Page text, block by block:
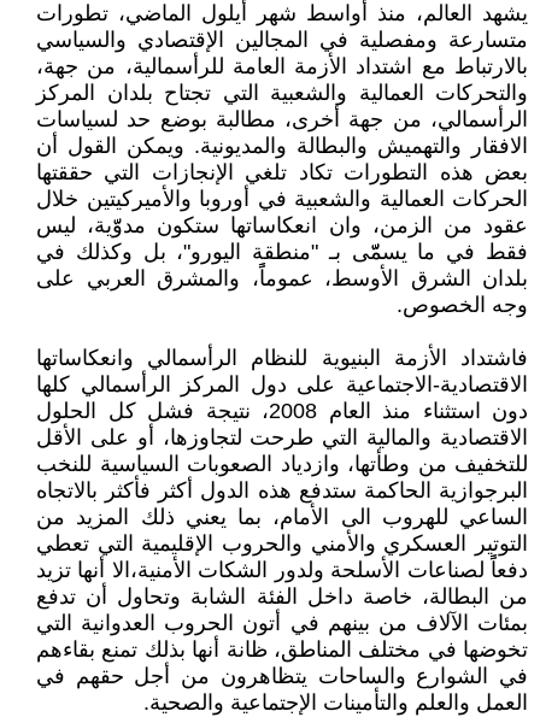
يشهد العالم، منذ أواسط شهر أيلول الماضي، تطورات
متسارعة ومفصلية في المجالين الإقتصادي والسياسي
بالارتباط مع اشتداد الأزمة العامة للرأسمالية، من جهة،
والتحركات العمالية والشعبية التي تجتاح بلدان المركز
الرأسمالي، من جهة أخرى، مطالبة بوضع حد لسياسات
الافقار والتهميش والبطالة والمديونية. ويمكن القول أن
بعض هذه التطورات تكاد تلغي الإنجازات التي حققتها
الحركات العمالية والشعبية في أوروبا والأميركيتين خلال
عقود من الزمن، وان انعكاساتها ستكون مدوّّية، ليس
فقط في ما يسمّّّى بـ "منطقة اليورو"، بل وكذلك في
بلدان الشرق الأوسط، عموماًً، والمشرق العربي على
وجه الخصوص.
فاشتداد الأزمة البنيوية للنظام الرأسمالي وانعكاساتها
الاقتصادية-الاجتماعية على دول المركز الرأسمالي كلها
دون استثناء منذ العام 2008، نتيجة فشل كل الحلول
الاقتصادية والمالية التي طرحت لتجاوزها، أو على الأقل
للتخفيف من وطأتها، وازدياد الصعوبات السياسية للنخب
البرجوازية الحاكمة ستدفع هذه الدول أكثر فأكثر بالاتجاه
الساعي للهروب الى الأمام، بما يعني ذلك المزيد من
التوتير العسكري والأمني والحروب الإقليمية التي تعطي
دفعاًً لصناعات الأسلحة ولدور الشكات الأمنية،الا أنها تزيد
من البطالة، خاصة داخل الفئة الشابة وتحاول أن تدفع
بمئات الآلاف من بينهم في أتون الحروب العدوانية التي
تخوضها في مختلف المناطق، ظانة أنها بذلك تمنع بقاءهم
في الشوارع والساحات يتظاهرون من أجل حقهم في
العمل والعلم والتأمينات الإجتماعية والصحية.